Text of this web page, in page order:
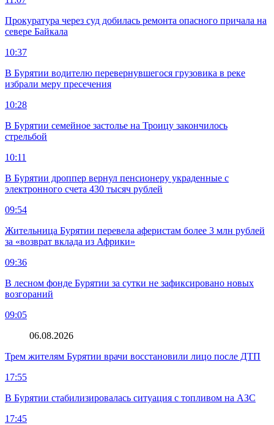
Прокуратура через суд добилась ремонта опасного причала на
севере Байкала
10:37
В Бурятии водителю перевернувшегося грузовика в реке
избрали меру пресечения
10:28
В Бурятии семейное застолье на Троицу закончилось
стрельбой
10:11
В Бурятии дроппер вернул пенсионеру украденные с
электронного счета 430 тысяч рублей
09:54
Жительница Бурятии перевела аферистам более 3 млн рублей
за «возврат вклада из Африки»
09:36
В лесном фонде Бурятии за сутки не зафиксировано новых
возгораний
09:05
06.08.2026
Трем жителям Бурятии врачи восстановили лицо после ДТП
17:55
В Бурятии стабилизировалась ситуация с топливом на АЗС
17:45